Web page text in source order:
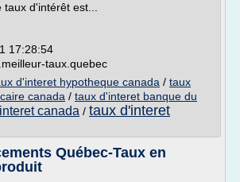
d'intérêt est...
17:28:54
taux.quebec
d'interet hypotheque canada / taux
canada / taux d'interet banque du
canada / taux d'interet
Québec-Taux en